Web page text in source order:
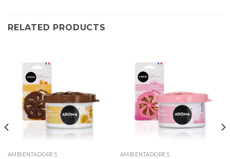
RELATED PRODUCTS
AMBIENTADORES AMBIENTADORES